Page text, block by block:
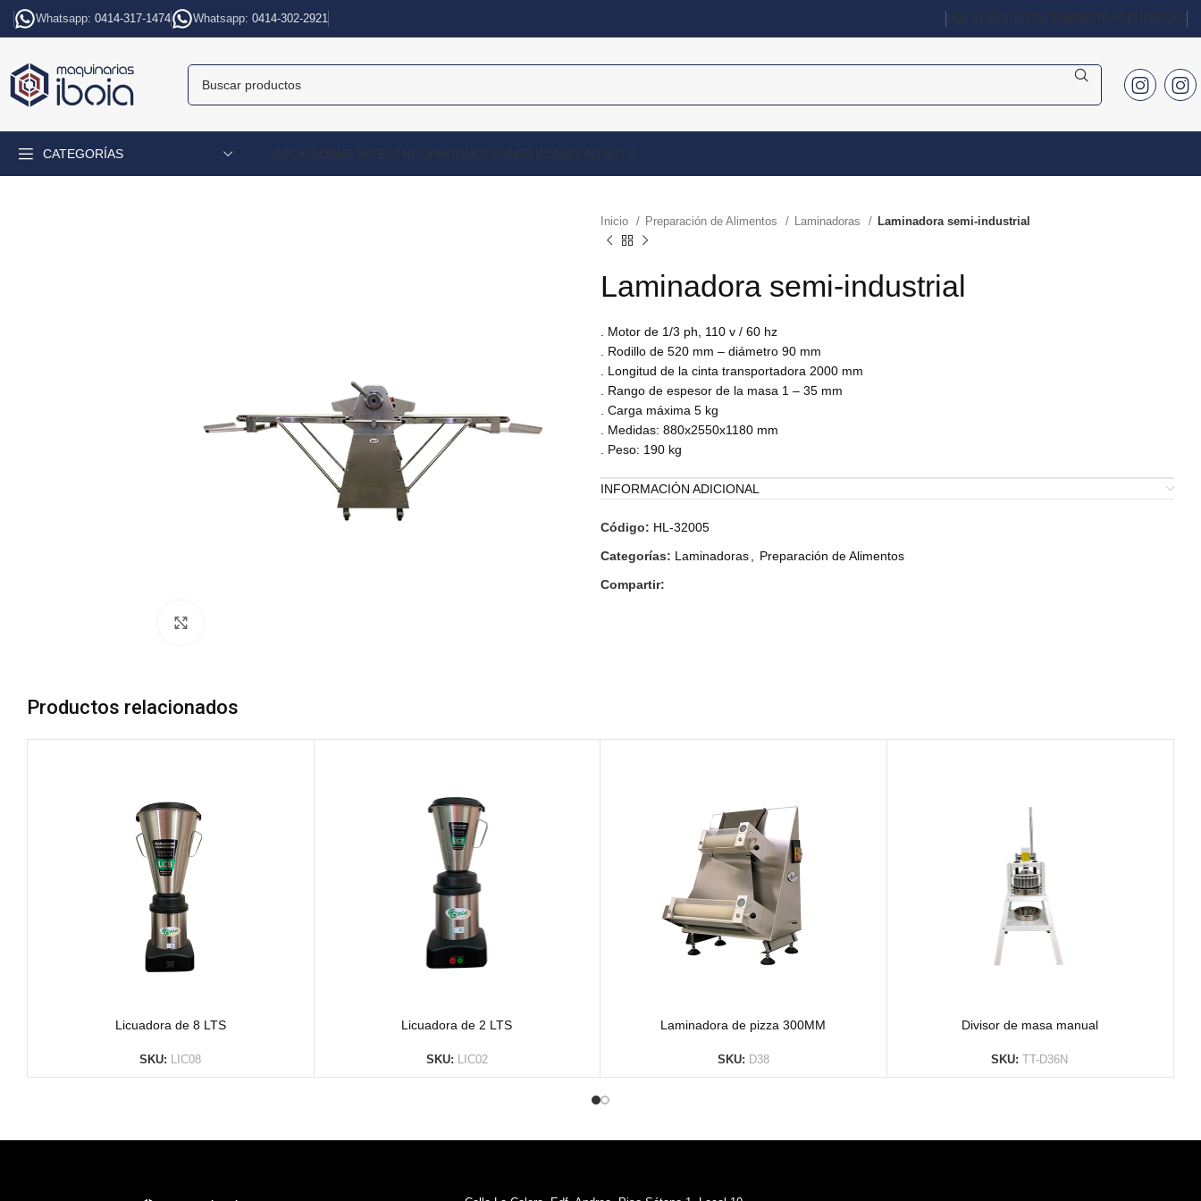
Whatsapp: 0414-317-1474 Whatsapp: 0414-302-2921 UBICACIÓN CONTACTONUESTRAS EMPRESAS
CATEGORÍAS INICIOSOBRE NOSOTROSPRODUCTOSNOTICIASCONTACTO
Inicio Preparación de Alimentos Laminadoras Laminadora semi-industrial
Laminadora semi-industrial
. Motor de 1/3 ph, 110 v / 60 hz
. Rodillo de 520 mm – diámetro 90 mm
. Longitud de la cinta transportadora 2000 mm
. Rango de espesor de la masa 1 – 35 mm
. Carga máxima 5 kg
. Medidas: 880x2550x1180 mm
. Peso: 190 kg
INFORMACIÓN ADICIONAL
Código: HL-32005
Categorías: Laminadoras
Preparación de Alimentos
Compartir:
Productos relacionados
Licuadora de 8 LTS
SKU: LIC08
Licuadora de 2 LTS
SKU: LIC02
Laminadora de pizza 300MM
SKU: D38
Divisor de masa manual
SKU:TT-D36N